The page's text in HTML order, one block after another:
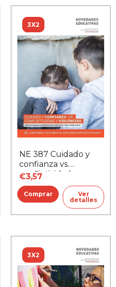
3X2
NE 387 Cuidado y
confianza vs.
conflictividad y
violencia
€3,57
Ver
detalles
3X2